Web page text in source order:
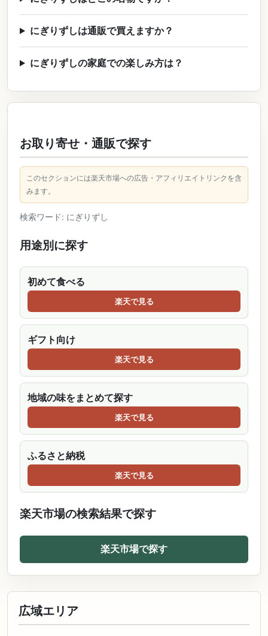
にぎりずしは通販で買えますか？
にぎりずしの家庭での楽しみ方は？
お取り寄せ・通販で探す
このセクションには楽天市場への広告・アフィリエイトリンクを含
みます。
検索ワード: にぎりずし
用途別に探す
初めて食べる
楽天で見る
ギフト向け
楽天で見る
地域の味をまとめて探す
楽天で見る
ふるさと納税
楽天で見る
楽天市場の検索結果で探す
楽天市場で探す
広域エリア